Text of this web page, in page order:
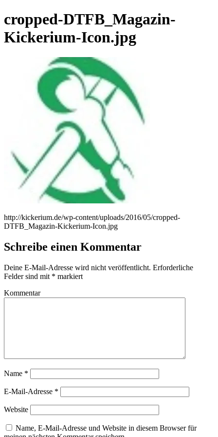
cropped-DTFB_Magazin-
Kickerium-Icon.jpg
http://kickerium.de/wp-content/uploads/2016/05/cropped-
DTFB_Magazin-Kickerium-Icon.jpg
Schreibe einen Kommentar
Deine E-Mail-Adresse wird nicht veröffentlicht. Erforderliche
Felder sind mit * markiert
Kommentar
Name *
E-Mail-Adresse *
Website
Name, E-Mail-Adresse und Website in diesem Browser für